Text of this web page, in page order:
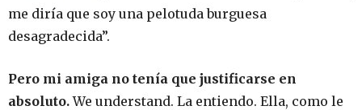
me diría que soy una pelotuda burguesa
desagradecida”.
Pero mi amiga no tenía que justificarse en
absoluto.We understand. La entiendo. Ella, como le